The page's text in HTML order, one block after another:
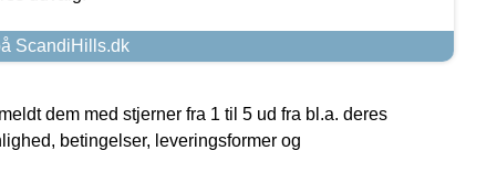
ScandiHills.dk
dem med stjerner fra 1 til 5 ud fra bl.a. deres
betingelser, leveringsformer og